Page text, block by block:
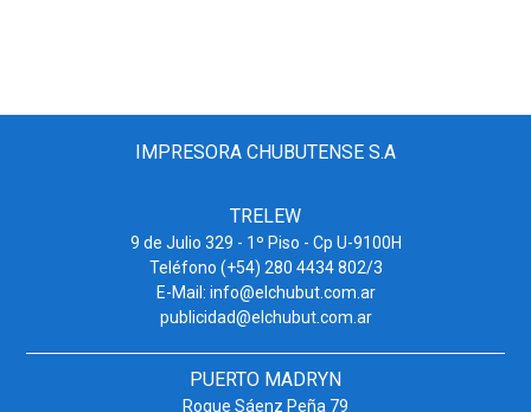
IMPRESORA CHUBUTENSE S.A
TRELEW
9 de Julio 329 - 1º Piso - Cp U-9100H
Teléfono (+54) 280 4434 802/3
E-Mail: info@elchubut.com.ar
publicidad@elchubut.com.ar
PUERTO MADRYN
Roque Sáenz Peña 79